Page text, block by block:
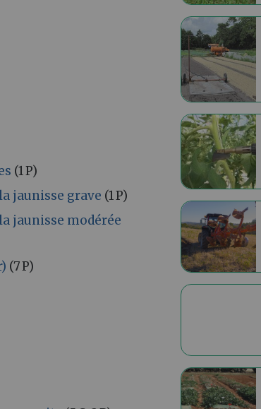
(1 P)
jaunisse grave (1 P)
jaunisse modérée
(7 P)